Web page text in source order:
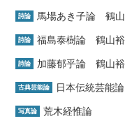
詩論 馬場あき子論 鶴
詩論 福島泰樹論 鶴山
詩論 加藤郁乎論 鶴山
古典芸能論 日本伝統芸能
写真論 荒木経惟論